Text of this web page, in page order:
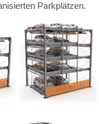
Parkplätzen.